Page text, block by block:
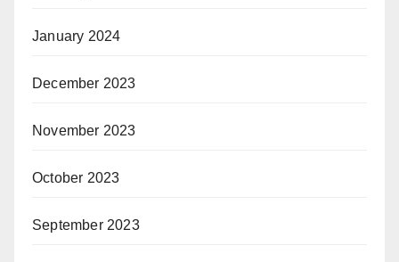
January 2024
December 2023
November 2023
October 2023
September 2023